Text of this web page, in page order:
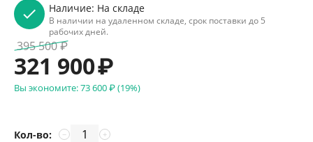
Наличие: На складе
В наличии на удаленном складе, срок поставки до 5
рабочих дней.
395 500₽
321 900₽
Вы экономите:73 600₽(19%)
Кол-во: +
−